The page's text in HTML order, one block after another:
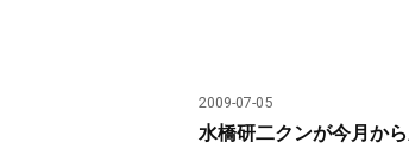
2009-07-05
水橋研二クンが今月か